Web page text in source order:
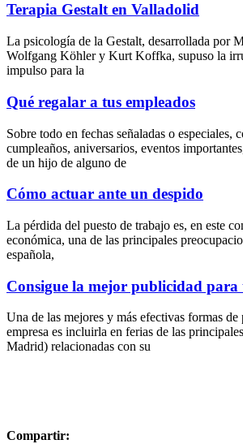
Terapia Gestalt en Valladolid
La psicología de la Gestalt, desarrollada por
Wolfgang Köhler y Kurt Koffka, supuso la
impulso para la
Qué regalar a tus empleados
Sobre todo en fechas señaladas o especiales,
cumpleaños, aniversarios, eventos
de un hijo de alguno de
Cómo actuar ante un despido
La pérdida del puesto de trabajo es, en este
económica, una de las principales
española,
Consigue la mejor publicidad para
Una de las mejores y más efectivas formas
empresa es incluirla en ferias de las
Madrid) relacionadas con su
Compartir: